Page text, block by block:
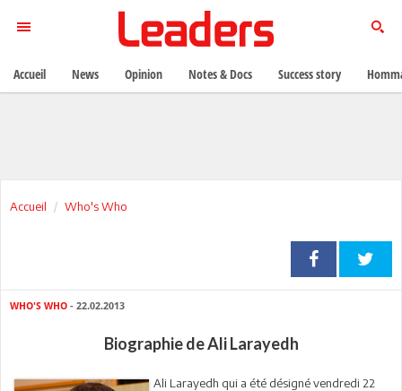
Accueil Who's Who
WHO'S WHO - 22.02.2013
Biographie de Ali Larayedh
Ali Larayedh qui a été désigné vendredi 22
Accueil News Opinion Notes & Docs Success story